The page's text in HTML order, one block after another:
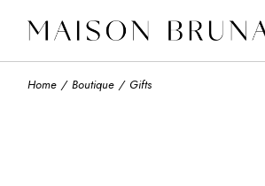
Home Boutique Gifts